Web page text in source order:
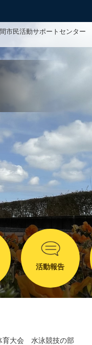
市民活動サポートセンター
活動報告
育大会 水泳競技の部